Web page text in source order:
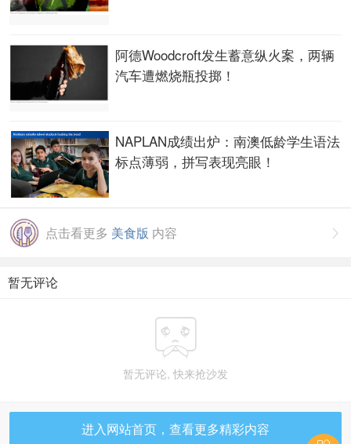
阿德Woodcroft发生蓄意纵火案，两辆
汽车遭燃烧瓶投掷！
NAPLAN成绩出炉：南澳低龄学生语法
标点薄弱，拼写表现亮眼！

点击看更多 美食版 内容
暂无评论

暂无评论, 快来抢沙发
进入网站首页，查看更多精彩内容